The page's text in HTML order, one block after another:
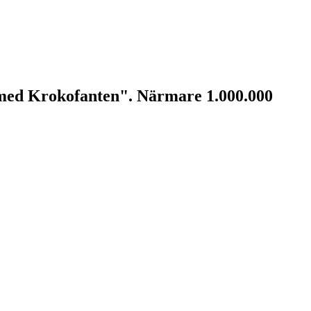
Krokofanten". Närmare 1.000.000